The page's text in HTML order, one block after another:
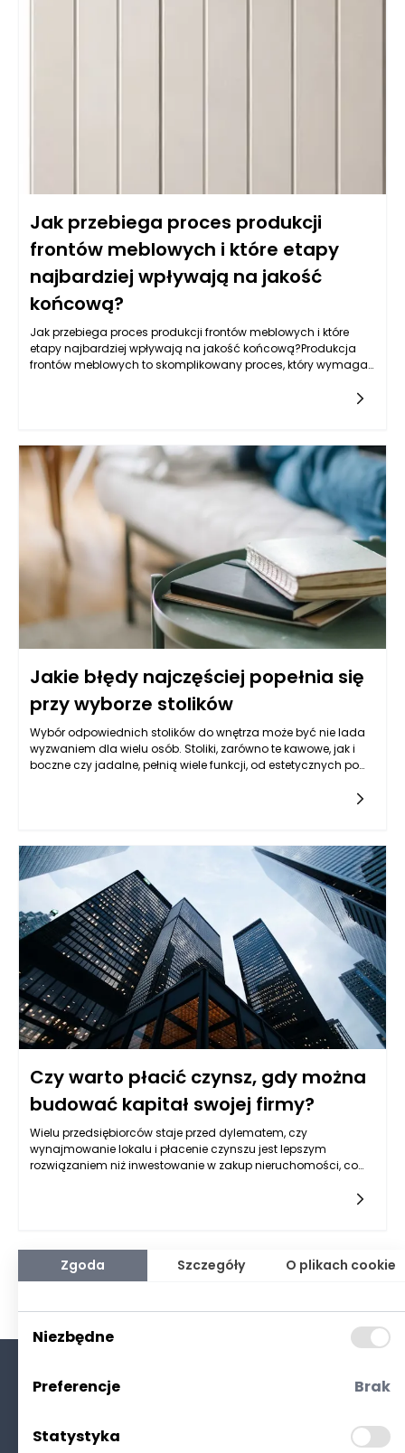
Jak przebiega proces produkcji
frontów meblowych i które etapy
najbardziej wpływają na jakość
końcową?
Jak przebiega proces produkcji frontów meblowych i które
etapy najbardziej wpływają na jakość końcową?Produkcja
frontów meblowych to skomplikowany proces, który wymaga
Jakie błędy najczęściej popełnia się
przy wyborze stolików
Wybór odpowiednich stolików do wnętrza może być nie lada
wyzwaniem dla wielu osób. Stoliki, zarówno te kawowe, jak i
boczne czy jadalne, pełnią wiele funkcji, od estetycznych po
Czy warto płacić czynsz, gdy można
budować kapitał swojej firmy?
Wielu przedsiębiorców staje przed dylematem, czy
wynajmowanie lokalu i płacenie czynszu jest lepszym
rozwiązaniem niż inwestowanie w zakup nieruchomości, co
przedsiębiorcy dużymi kosztami związanymi z zakupem
nieruchomości. Z drugiej jednak strony, inwestycja w własny
lokal może przynieść wiele korzyści, które w dłuższej
przed podjęciem decyzji, warto również rozważyć możliwość
skorzystania z pożyczki na zakup nieruchomości dla firm, co
może znacznie ułatwić ten proces.
Zgoda Szczegóły O plikach cookie
Niezbędne
Preferencje Brak
Statystyka